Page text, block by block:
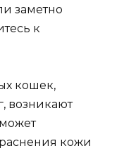
заметно
к
кошек,
возникают
кожи